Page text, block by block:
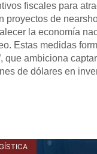
fiscales para
proyectos de
la economía
Estas medidas
que ambiciona
de dólares en